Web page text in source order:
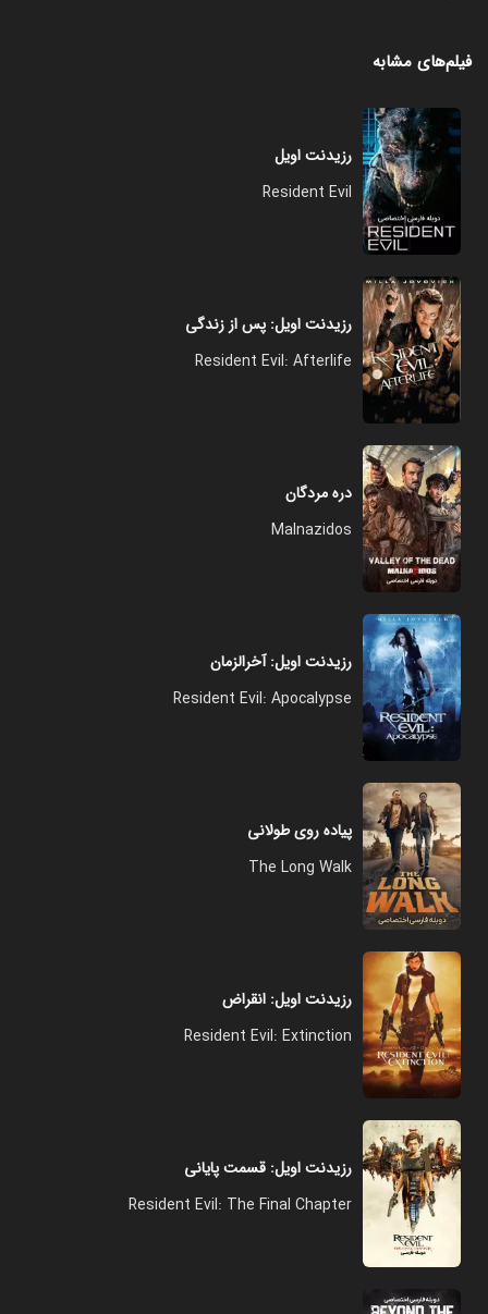
فیلم‌های مشابه
رزیدنت اویل
Resident Evil
رزیدنت اویل: پس از زندگی
Resident Evil: Afterlife
دره مردگان
Malnazidos
رزیدنت اویل: آخرالزمان
Resident Evil: Apocalypse
پیاده‌ روی طولانی
The Long Walk
رزیدنت اویل: انقراض
Resident Evil: Extinction
رزیدنت اویل: قسمت پایانی
Resident Evil: The Final Chapter